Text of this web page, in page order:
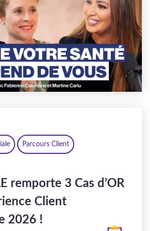
Parcours Client
remporte 3 Cas d’OR
Client
2026 !